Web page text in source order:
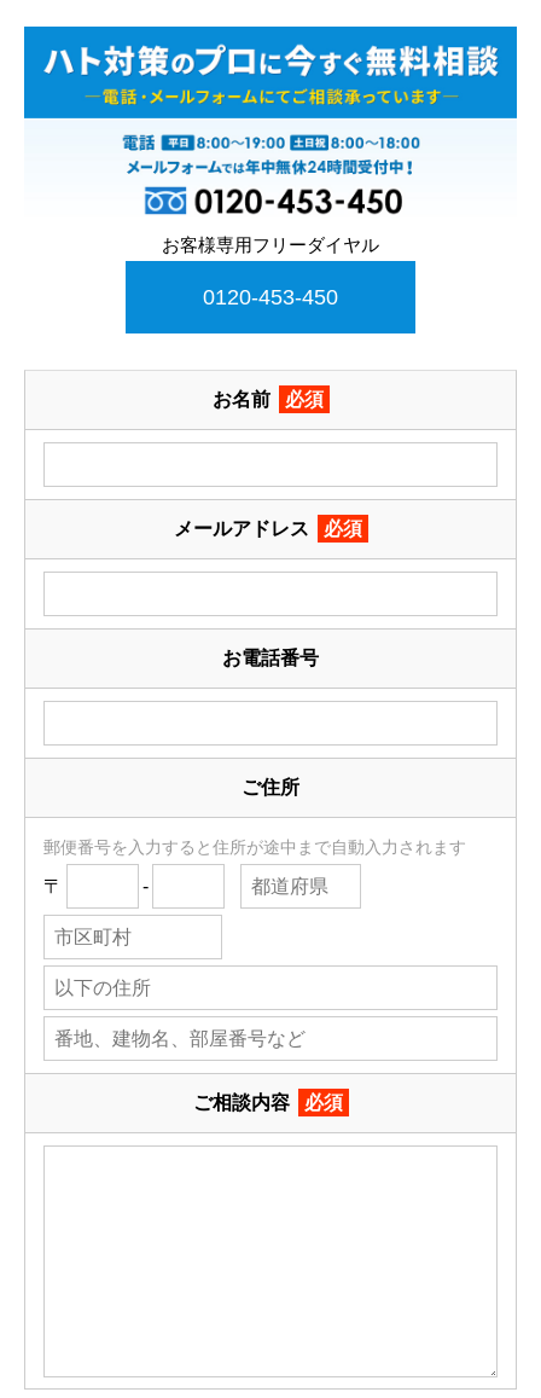
お客様専用フリーダイヤル
0120-453-450
お名前 必須
メールアドレス 必須
お電話番号
ご住所
郵便番号を入力すると住所が途中まで自動入力されます
〒 -
ご相談内容 必須